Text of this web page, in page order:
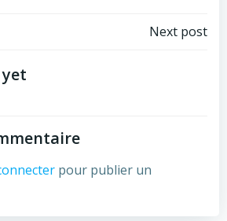
Next post
pour publier un